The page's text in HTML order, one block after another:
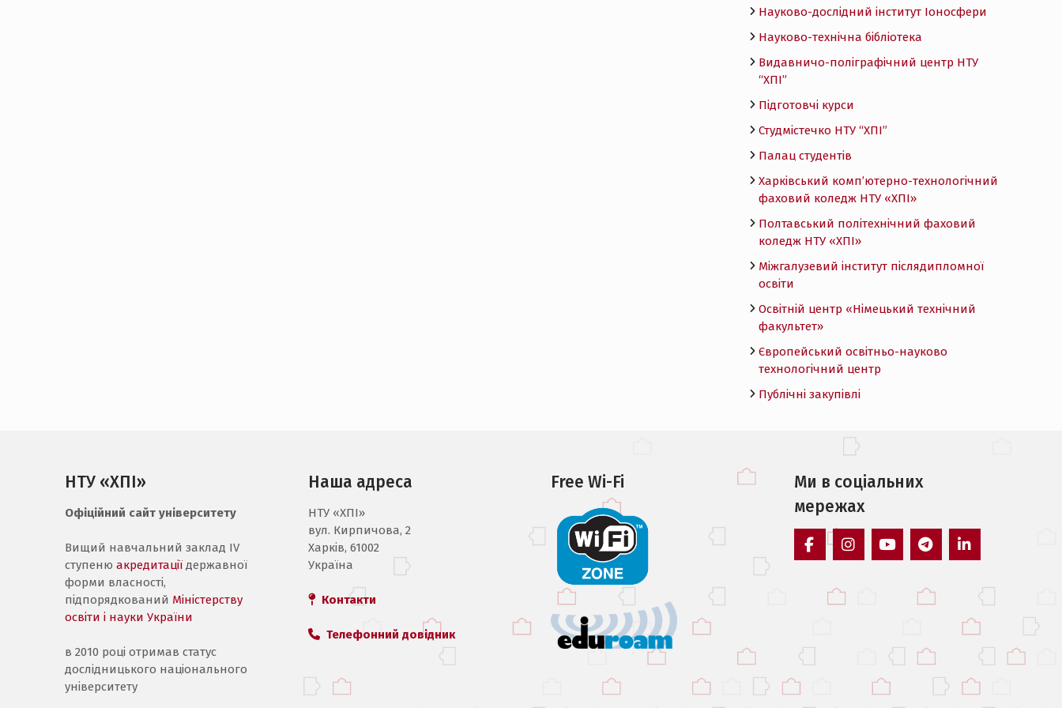
Науково-дослідний інститут Іоносфери
Науково-технічна бібліотека
Видавничо-поліграфічний центр НТУ
“ХПІ”
Підготовчі курси
Студмістечко НТУ “ХПІ”
Палац студентів
Харківський комп’ютерно-технологічний
фаховий коледж НТУ «ХПI»
Полтавський політехнічний фаховий
коледж НТУ «ХПI»
Міжгалузевий інститут післядипломної
освіти
Освітній центр «Німецький технічний
факультет»
Європейський освітньо-науково
технологічний центр
Публічні закупівлі
НТУ «ХПІ»
Офіційний сайт університету
Вищий навчальний заклад IV
ступеню акредитації державної
форми власності,
підпорядкований Міністерству
освіти і науки України
в 2010 році отримав статус
дослідницького національного
університету
Наша адреса
НТУ «ХПI»
вул. Кирпичова, 2
Харків, 61002
Україна
Контакти
Телефонний довідник
Free Wi-Fi
Ми в соцiальних
мережах